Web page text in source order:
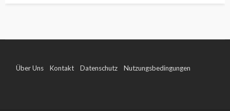
Über Uns Kontakt Datenschutz Nutzungsbedingungen